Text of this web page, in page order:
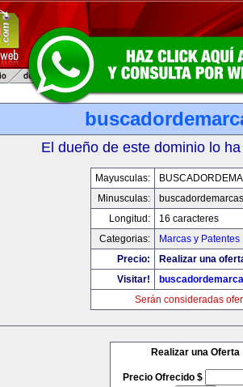
El dueño de este dominio lo
Mayusculas:
Minusculas:
Longitud:
16 caracteres
Categorias:
Marcas y Patentes
Precio:
Realizar una
Visitar!
Serán consideradas
Realizar una Oferta
Precio Ofrecido $